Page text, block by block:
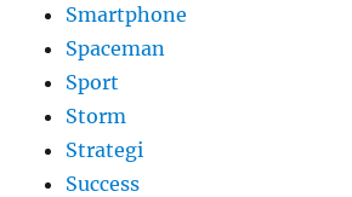
Smartphone
Spaceman
Sport
Storm
Strategi
Success